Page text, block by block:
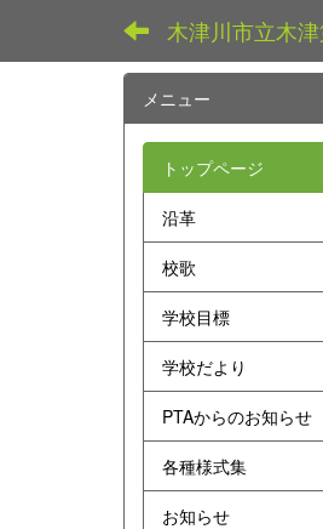
木津川市立木
メニュー
トップページ
沿革
校歌
学校目標
学校だより
PTAからのお知らせ
各種様式集
お知らせ